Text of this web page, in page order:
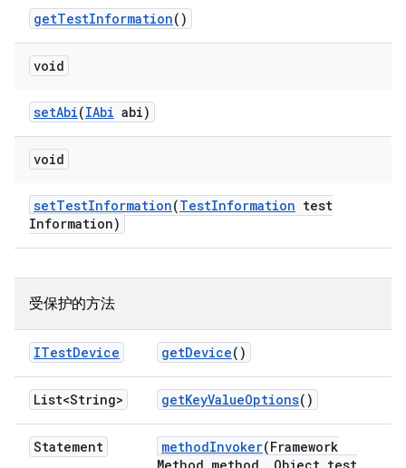
getTestInformation()
void
setAbi(IAbi abi)
void
setTestInformation(TestInformation test
Information)
受保护的方法
ITestDevice getDevice()
List<String> getKeyValueOptions()
Statement methodInvoker(Framework